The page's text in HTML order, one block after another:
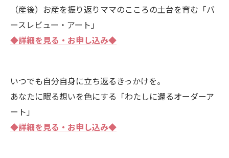
（産後）お産を振り返りママのこころの土台を育む「バ
ースレビュー・アート」
◆詳細を見る・お申し込み◆
いつでも自分自身に立ち返るきっかけを。
あなたに眠る想いを色にする「わたしに還るオーダーア
ート」
◆詳細を見る・お申し込み◆